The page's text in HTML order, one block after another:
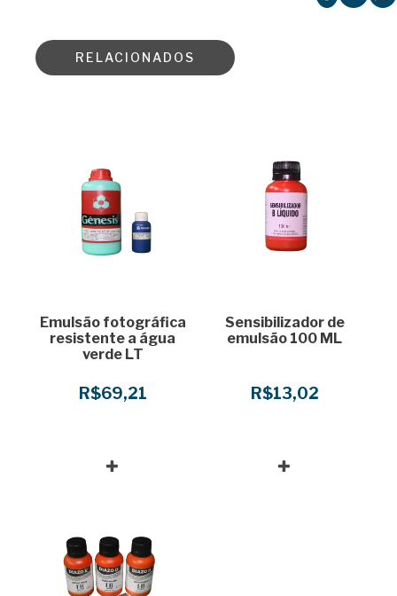
RELACIONADOS
Emulsão fotográfica
resistente a água
verde LT
R$69,21
Sensibilizador de
emulsão 100 ML
R$13,02